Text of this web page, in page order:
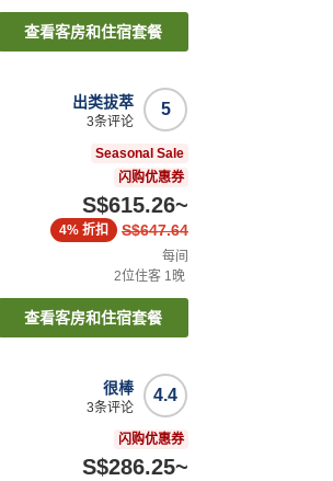
查看客房和住宿套餐
5
出类拔萃
3条评论
Seasonal Sale
闪购优惠券
S$615.26~
S$647.64
4% 折扣
每间
2位住客 1晚
查看客房和住宿套餐
4.4
很棒
3条评论
闪购优惠券
S$286.25~